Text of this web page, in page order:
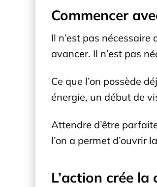
Commencer
Il n’est pas nécessaire
avancer. Il n’est pas
Ce que l’on possède
énergie, un début de
Attendre d’être
l’on a permet d’ouvrir
L’action crée la